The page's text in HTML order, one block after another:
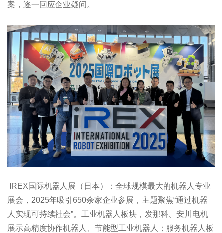
案，逐一回应企业疑问。
IREX国际机器人展（日本）：全球规模最大的机器人专业
展会，2025年吸引650余家企业参展，主题聚焦“通过机器
人实现可持续社会”。工业机器人板块，发那科、安川电机
展示高精度协作机器人、节能型工业机器人；服务机器人板